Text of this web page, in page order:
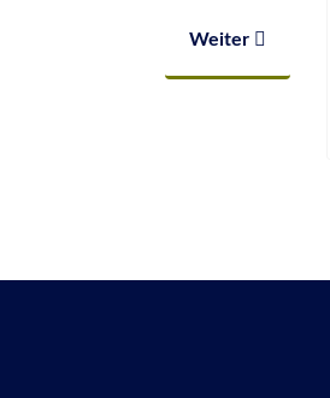
Wachstum und regionale
Nächster
Weiter